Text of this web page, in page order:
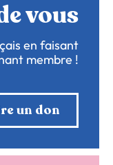
vous
en faisant
membre !
un don